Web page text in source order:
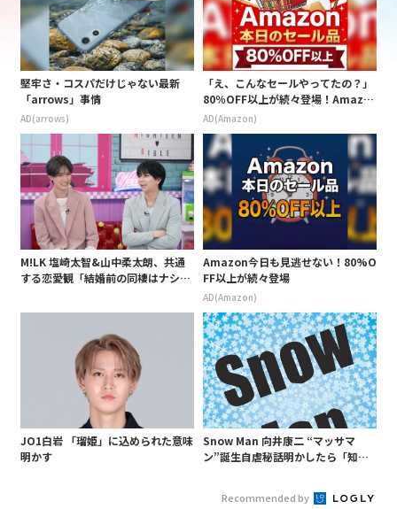
堅牢さ・コスパだけじゃない最新
「arrows」事情
AD(arrows)
「え、こんなセールやってたの？」
80％OFF以上が続々登場！Amazo
nの本気が凄すぎる
AD(Amazon)
M!LK 塩崎太智&山中柔太朗、共通
する恋愛観「結婚前の同棲はナシ」
Amazon今日も見逃せない！80%O
FF以上が続々登場
AD(Amazon)
JO1白岩 「瑠姫」に込められた意味
明かす
Snow Man 向井康二 “マッサマ
ン”誕生自虐秘話明かしたら「知ら
Recommended by